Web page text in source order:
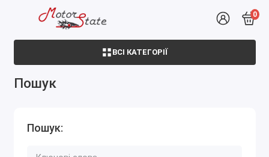
0
ВСІ КАТЕГОРІЇ
Пошук
Пошук: